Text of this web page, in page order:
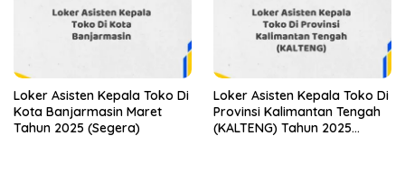
Loker Asisten Kepala Toko Di
Kota Banjarmasin Maret
Tahun 2025 (Segera)
Loker Asisten Kepala Toko Di
Provinsi Kalimantan Tengah
(KALTENG) Tahun 2025